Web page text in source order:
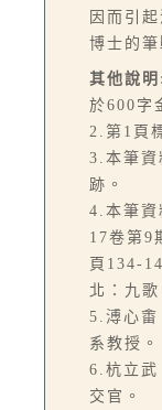
因而引
博士的筆
其他說明
於600字
2.第1頁
3.本筆資
跡。
4.本筆資
17卷第9
頁134-
北：九
5.溥心畬
系教授。
6.杭立武
交官。